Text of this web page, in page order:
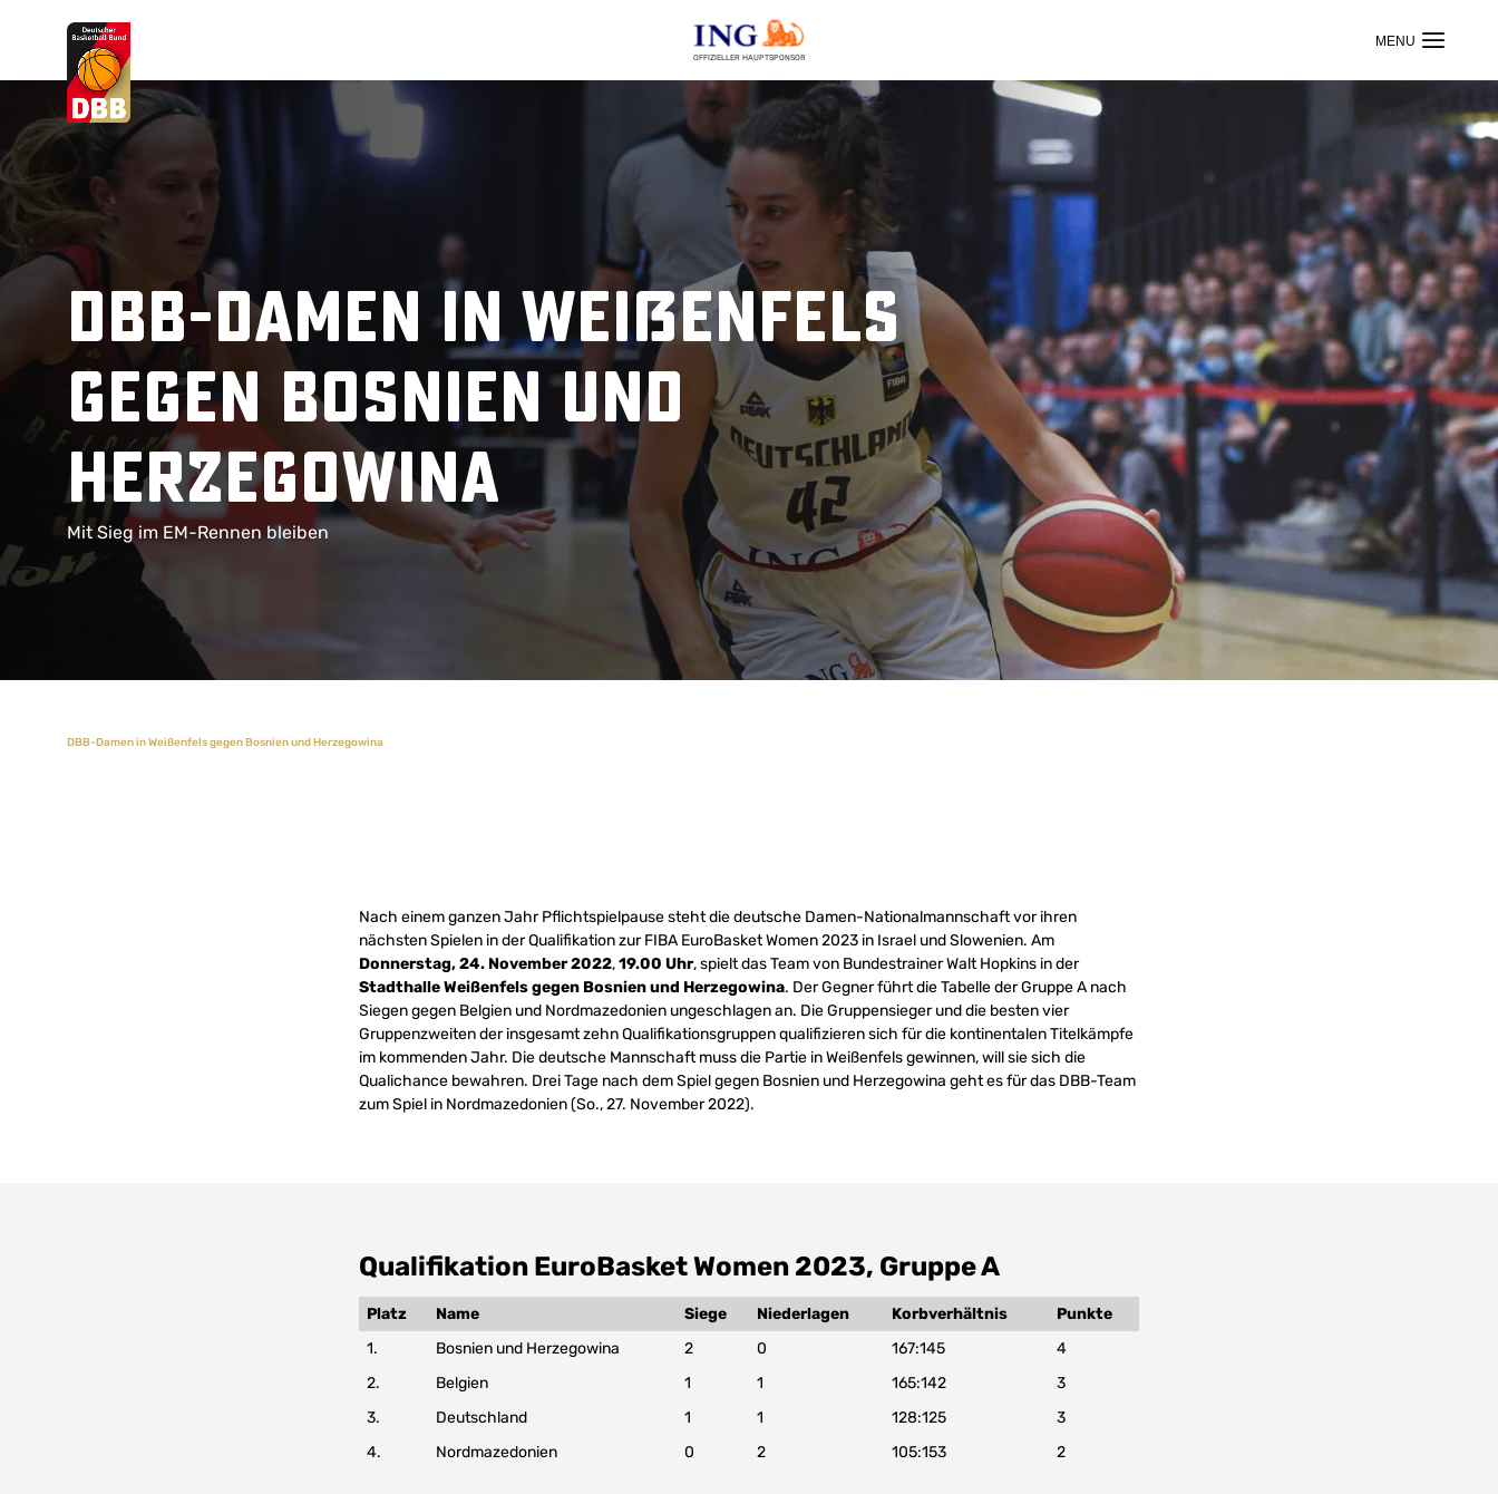
OFFIZIELLER HAUPTSPONSOR
Suchvorschläge
Lorem Ipsum
Amet Valputo
DBB-Damen in Weißenfels
gegen Bosnien und
Herzegowina
Mit Sieg im EM-Rennen bleiben
DBB-Damen in Weißenfels gegen Bosnien und Herzegowina
Nach einem ganzen Jahr Pflichtspielpause steht die deutsche Damen-Nationalmannschaft vor ihren
nächsten Spielen in der Qualifikation zur FIBA EuroBasket Women 2023 in Israel und Slowenien. Am
Donnerstag, 24. November 2022,19.00 Uhr, spielt das Team von Bundestrainer Walt Hopkins in der
Stadthalle Weißenfels gegen Bosnien und Herzegowina. Der Gegner führt die Tabelle der Gruppe A nach
Siegen gegen Belgien und Nordmazedonien ungeschlagen an. Die Gruppensieger und die besten vier
Gruppenzweiten der insgesamt zehn Qualifikationsgruppen qualifizieren sich für die kontinentalen Titelkämpfe
im kommenden Jahr. Die deutsche Mannschaft muss die Partie in Weißenfels gewinnen, will sie sich die
Qualichance bewahren. Drei Tage nach dem Spiel gegen Bosnien und Herzegowina geht es für das DBB-Team
zum Spiel in Nordmazedonien (So., 27. November 2022).
Qualifikation EuroBasket Women 2023, Gruppe A
Platz Name Siege Niederlagen Korbverhältnis
Punkte
1.
Bosnien und Herzegowina 2 0 167:145
4
2.
Belgien 1 1 165:142
3
3.
Deutschland 1 1 128:125
3
4.
Nordmazedonien 0 2 105:153 2